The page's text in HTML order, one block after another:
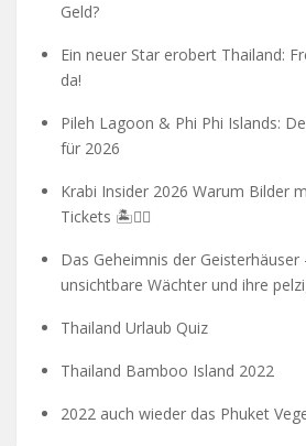
Geld?
Ein neuer Star erobert Thailand:
da!
Pileh Lagoon & Phi Phi Islands:
für 2026
Krabi Insider 2026 Warum Bilder
Tickets 🏝️🧗‍♂️
Das Geheimnis der Geisterhäuser
unsichtbare Wächter und ihre
Thailand Urlaub Quiz
Thailand Bamboo Island 2022
2022 auch wieder das Phuket